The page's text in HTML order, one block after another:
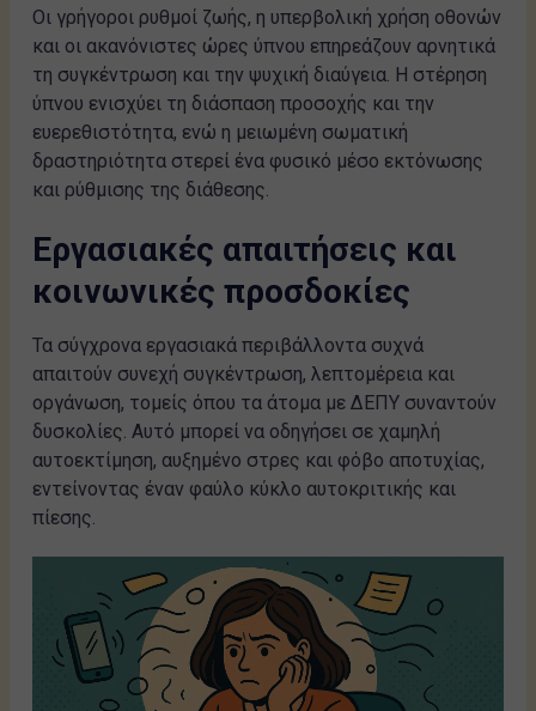
Οι γρήγοροι ρυθμοί ζωής, η υπερβολική χρήση οθονών
και οι ακανόνιστες ώρες ύπνου επηρεάζουν αρνητικά
τη συγκέντρωση και την ψυχική διαύγεια. Η στέρηση
ύπνου ενισχύει τη διάσπαση προσοχής και την
ευερεθιστότητα, ενώ η μειωμένη σωματική
δραστηριότητα στερεί ένα φυσικό μέσο εκτόνωσης
και ρύθμισης της διάθεσης.
Εργασιακές απαιτήσεις και
κοινωνικές προσδοκίες
Τα σύγχρονα εργασιακά περιβάλλοντα συχνά
απαιτούν συνεχή συγκέντρωση, λεπτομέρεια και
οργάνωση, τομείς όπου τα άτομα με ΔΕΠΥ συναντούν
δυσκολίες. Αυτό μπορεί να οδηγήσει σε χαμηλή
αυτοεκτίμηση, αυξημένο στρες και φόβο αποτυχίας,
εντείνοντας έναν φαύλο κύκλο αυτοκριτικής και
πίεσης.